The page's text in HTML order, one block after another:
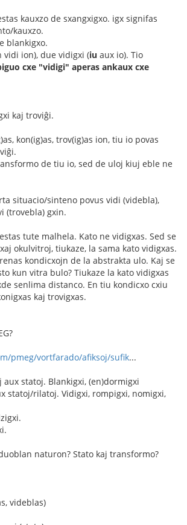
kauxzo de sxangxigxo. igx signifas
kauxzo.
blankigxo.
vidi ion), due vidigxi (iu aux io). Tio
cxe "vidigi" aperas ankaux cxe
kaj troviĝi.
kon(ig)as, trov(ig)as ion, tiu io povas
de tiu io, sed de uloj kiuj eble ne
situacio/sinteno povus vidi (videbla),
(trovebla) gxin.
tute malhela. Kato ne vidigxas. Sed se
okulvitroj, tiukaze, la sama kato vidigxas.
kondicxojn de la abstrakta ulo. Kaj se
kun vitra bulo? Tiukaze la kato vidigxas
senlima distanco. En tiu kondicxo cxiu
kaj trovigxas.
pmeg/vortfarado/afiksoj/sufik...
aux statoj. Blankigxi, (en)dormigxi
statoj/rilatoj. Vidigxi, rompigxi, nomigxi,
naturon? Stato kaj transformo?
videblas)